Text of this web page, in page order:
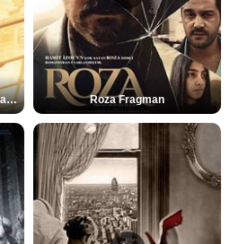
Spider-Man: Brand New Day Teaser Roza Fragman